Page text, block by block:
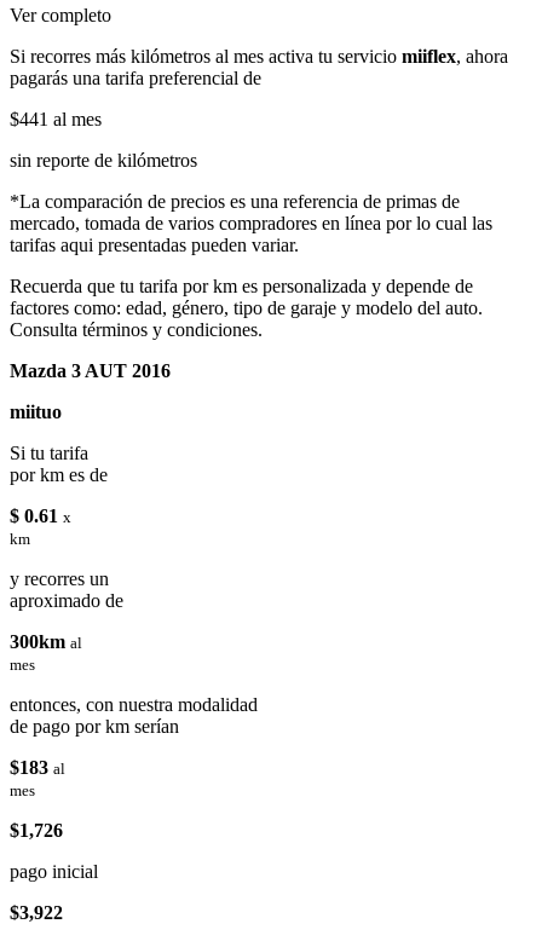
Ver completo
Si recorres más kilómetros al mes activa tu servicio miiflex, ahora
pagarás una tarifa preferencial de
$441 al mes
sin reporte de kilómetros
*La comparación de precios es una referencia de primas de
mercado, tomada de varios compradores en línea por lo cual las
tarifas aqui presentadas pueden variar.
Recuerda que tu tarifa por km es personalizada y depende de
factores como: edad, género, tipo de garaje y modelo del auto.
Consulta términos y condiciones.
Mazda 3 AUT 2016
miituo
Si tu tarifa
por km es de
$ 0.61 x
km
y recorres un
aproximado de
300km al
mes
entonces, con nuestra modalidad
de pago por km serían
$183 al
mes
$1,726
pago inicial
$3,922